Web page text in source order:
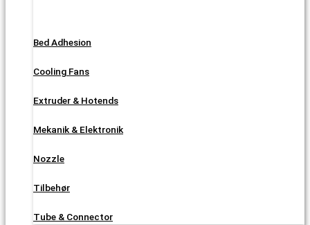
Bed Adhesion
Cooling Fans
Extruder & Hotends
Mekanik & Elektronik
Nozzle
Tilbehør
Tube & Connector